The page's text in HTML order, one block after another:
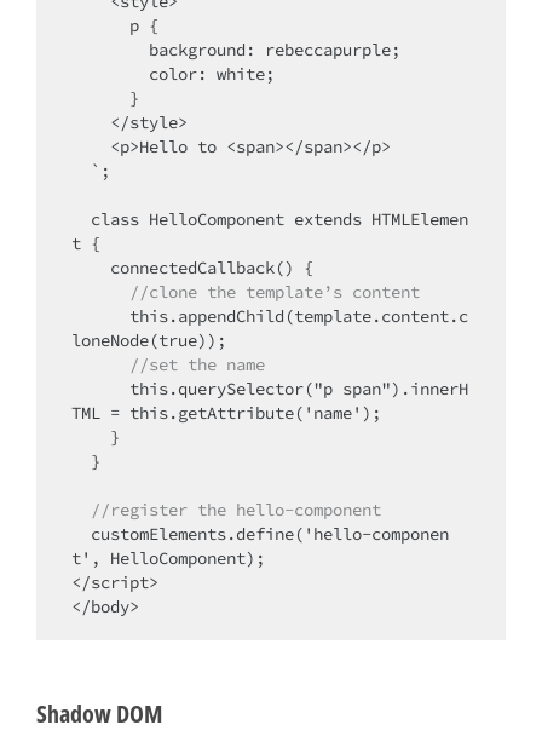
t {
//clone the template’s content
loneNode(true));
//set the name
TML = this.getAttribute('name');
//register the hello-component
t', HelloComponent);
</script>
</body>
Shadow DOM